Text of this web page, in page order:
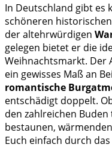
In Deutschland gibt es
schöneren historischen
der altehrwürdigen
gelegen bietet er die
Weihnachtsmarkt. Der
ein gewisses Maß an
romantische
entschädigt doppelt.
den zahlreichen
bestaunen,
Euch einfach durch